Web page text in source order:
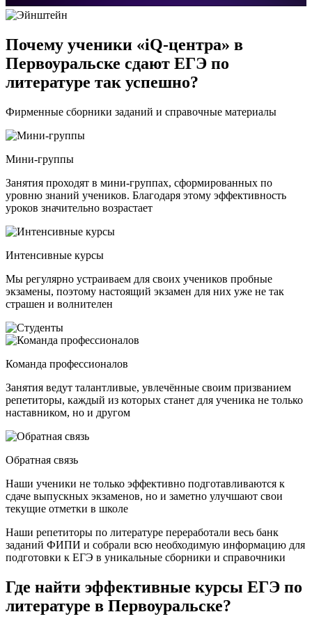
Почему ученики «iQ-центра» в
Первоуральске сдают ЕГЭ по
литературе так успешно?
Фирменные сборники заданий и справочные материалы
Мини-группы
Занятия проходят в мини-группах, сформированных по
уровню знаний учеников. Благодаря этому эффективность
уроков значительно возрастает
Интенсивные курсы
Мы регулярно устраиваем для своих учеников пробные
экзамены, поэтому настоящий экзамен для них уже не так
страшен и волнителен
Команда профессионалов
Занятия ведут талантливые, увлечённые своим призванием
репетиторы, каждый из которых станет для ученика не только
наставником, но и другом
Обратная связь
Наши ученики не только эффективно подготавливаются к
сдаче выпускных экзаменов, но и заметно улучшают свои
текущие отметки в школе
Наши репетиторы по литературе переработали весь банк
заданий ФИПИ и собрали всю необходимую информацию для
подготовки к ЕГЭ в уникальные сборники и справочники
Где найти эффективные курсы ЕГЭ по
литературе в Первоуральске?